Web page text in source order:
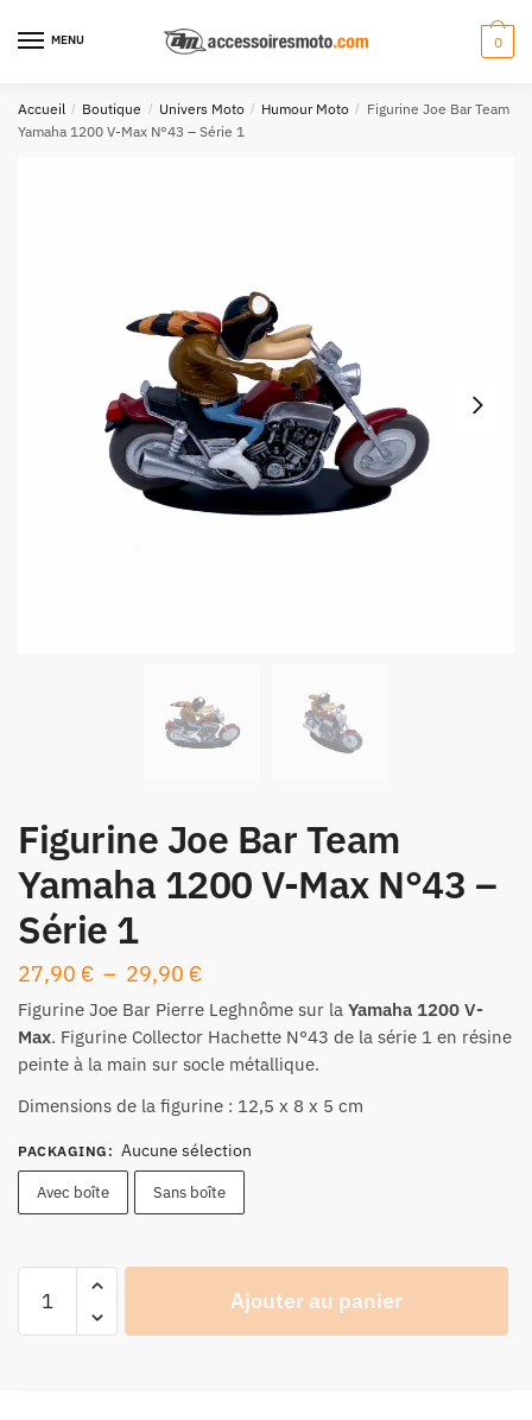
navigation
au
MENU 0
Accueil / Boutique / Univers Moto / Humour Moto /
Figurine Joe Bar Team
Yamaha 1200 V-Max N°43 – Série 1
Figurine Joe Bar Team
Yamaha 1200 V-Max N°43 –
Série 1
27,90 € – 29,90 €Plage
de
prix :
27,90 €
à
Figurine Joe Bar Pierre Leghnôme sur la Yamaha 1200 V-
Max. Figurine Collector Hachette N°43 de la série 1 en résine
peinte à la main sur socle métallique.
Dimensions de la figurine : 12,5 x 8 x 5 cm
PACKAGING : Aucune sélection
Avec boîte Sans boîte
Figurine
Ajouter au panier